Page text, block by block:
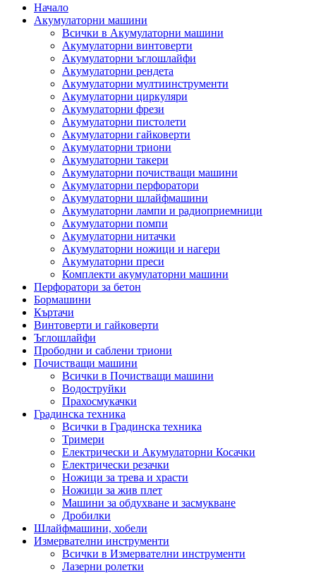
Начало
Акумулаторни машини
Всички в Акумулаторни машини
Акумулаторни винтоверти
Акумулаторни ъглошлайфи
Акумулаторни рендета
Акумулаторни мултиинструменти
Акумулаторни циркуляри
Акумулаторни фрези
Акумулаторни пистолети
Акумулаторни гайковерти
Акумулаторни триони
Акумулаторни такери
Акумулаторни почистващи машини
Акумулаторни перфоратори
Акумулаторни шлайфмашини
Акумулаторни лампи и радиоприемници
Акумулаторни помпи
Акумулаторни нитачки
Акумулаторни ножици и нагери
Акумулаторни преси
Комплекти акумулаторни машини
Перфоратори за бетон
Бормашини
Къртачи
Винтоверти и гайковерти
Ъглошлайфи
Прободни и саблени триони
Почистващи машини
Всички в Почистващи машини
Водоструйки
Прахосмукачки
Градинска техника
Всички в Градинска техника
Тримери
Електрически и Акумулаторни Косачки
Електрически резачки
Ножици за трева и храсти
Ножици за жив плет
Машини за обдухване и засмукване
Дробилки
Шлайфмашини, хобели
Измервателни инструменти
Всички в Измервателни инструменти
Лазерни ролетки